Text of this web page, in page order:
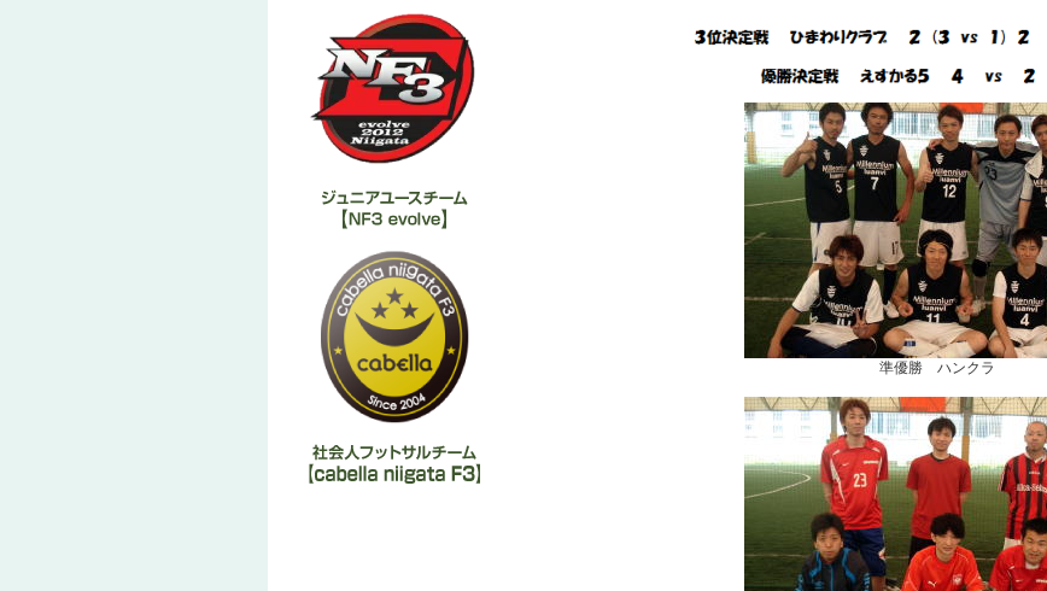
準優勝 ハンクラ